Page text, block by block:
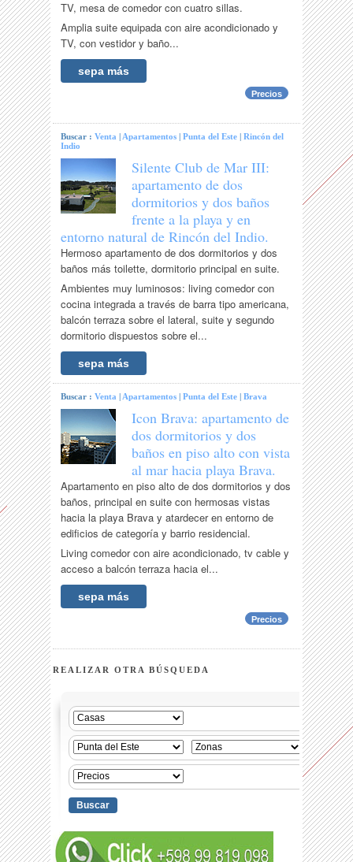
TV, mesa de comedor con cuatro sillas.
Amplia suite equipada con aire acondicionado y
TV, con vestidor y baño...
sepa más
Precios
Buscar :Venta |Apartamentos |Punta del Este |Rincón del
Indio
Silente Club de Mar III:
apartamento de dos
dormitorios y dos baños
frente a la playa y en
entorno natural de Rincón del Indio.
Hermoso apartamento de dos dormitorios y dos
baños más toilette, dormitorio principal en suite.
Ambientes muy luminosos: living comedor con
cocina integrada a través de barra tipo americana,
balcón terraza sobre el lateral, suite y segundo
dormitorio dispuestos sobre el...
sepa más
Buscar :Venta |Apartamentos |Punta del Este |Brava
Icon Brava: apartamento de
dos dormitorios y dos
baños en piso alto con vista
al mar hacia playa Brava.
Apartamento en piso alto de dos dormitorios y dos
baños, principal en suite con hermosas vistas
hacia la playa Brava y atardecer en entorno de
edificios de categoría y barrio residencial.
Living comedor con aire acondicionado, tv cable y
acceso a balcón terraza hacia el...
sepa más
Precios
REALIZAR OTRA BÚSQUEDA